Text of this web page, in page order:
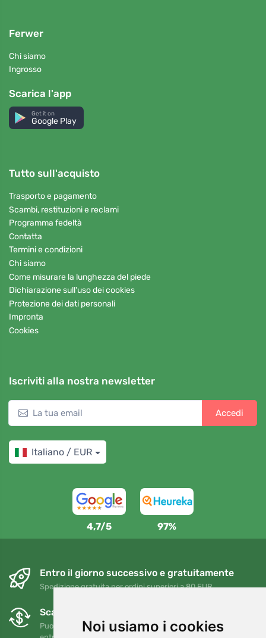
Noi usiamo i cookies
Ferwer
Chi siamo
Ingrosso
Scarica l'app
Get it on
Google Play
Tutto sull'acquisto
Trasporto e pagamento
Scambi, restituzioni e reclami
Programma fedeltà
Contatta
Termini e condizioni
Chi siamo
Come misurare la lunghezza del piede
Dichiarazione sull'uso dei cookies
Protezione dei dati personali
Impronta
Cookies
Iscriviti alla nostra newsletter
Accedi
Italiano / EUR
4,7/5 97%
Entro il giorno successivo e gratuitamente
Spedizione gratuita per ordini superiori a 80 EUR
Scambi e resi gratuiti
Puoi restituire o cambiare il tuo ordine in qualsiasi momento